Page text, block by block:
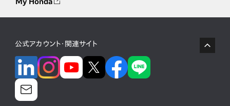
My Honda
公式アカウント・関連サイト